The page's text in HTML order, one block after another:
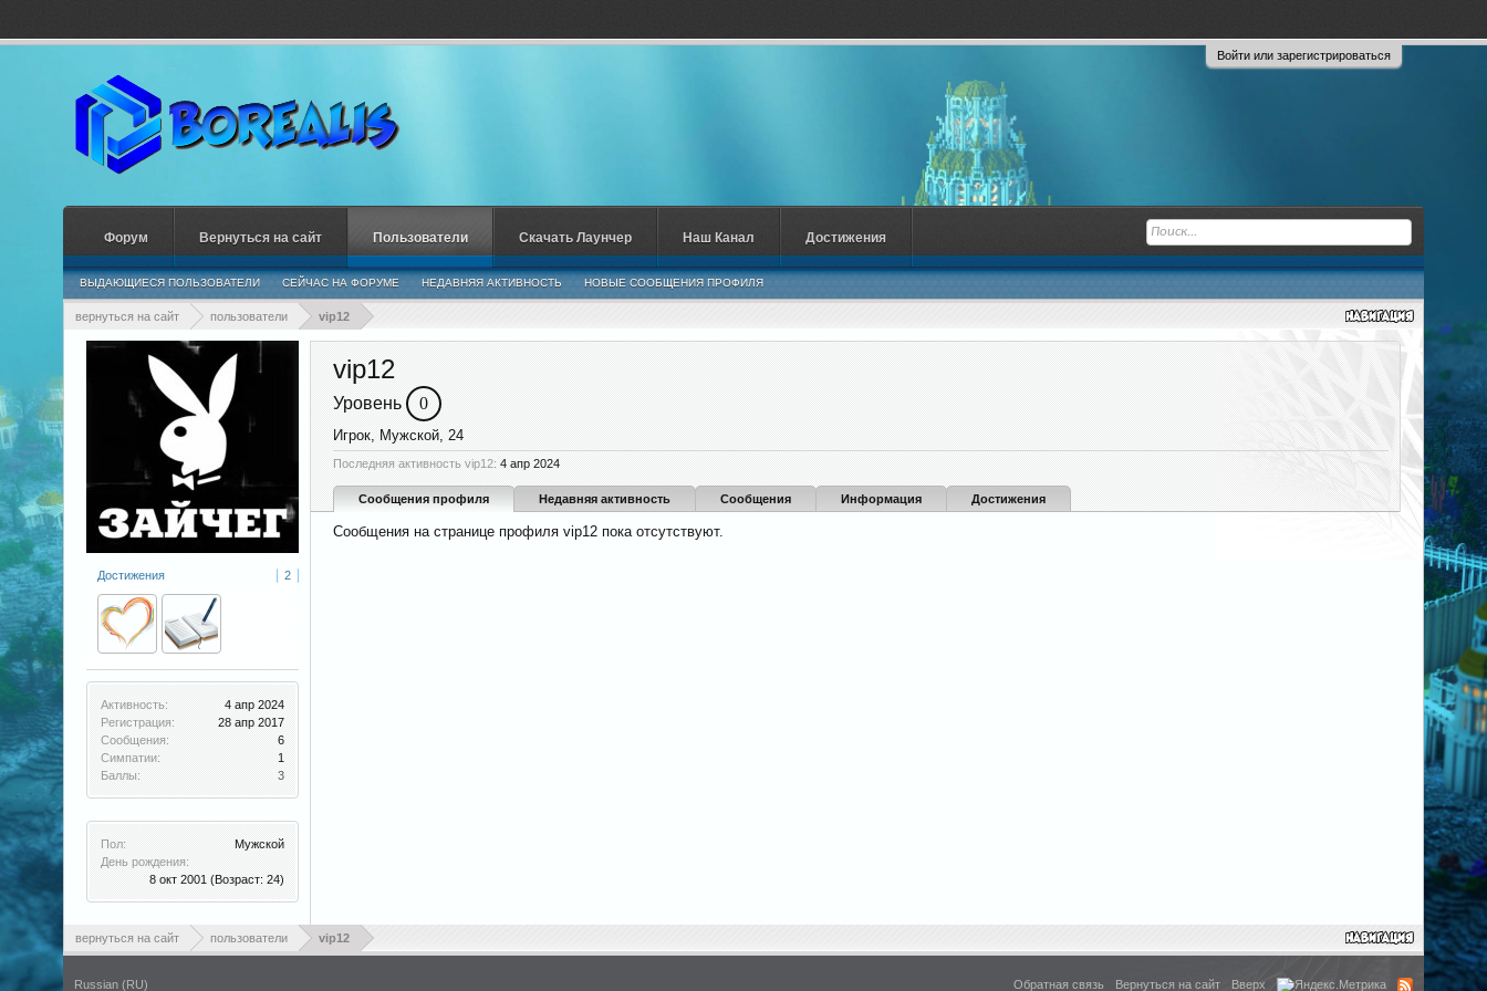
Войти или зарегистрироваться
вернуться на сайт пользователи vip12
Достижения 2
Активность:
4 апр 2024
Регистрация:
28 апр 2017
Сообщения:
6
Симпатии:
1
Баллы:
3
Пол:
Мужской
День рождения:
8 окт 2001 (Возраст: 24)
vip12
Уровень 0
Игрок, Мужской, 24
Последняя активность vip12: 4 апр 2024
Сообщения профиля Недавняя активность Сообщения Информация Достижения
Сообщения на странице профиля vip12 пока отсутствуют.
вернуться на сайт пользователи vip12
Форум Вернуться на сайт Пользователи
ВЫДАЮЩИЕСЯ ПОЛЬЗОВАТЕЛИ СЕЙЧАС НА ФОРУМЕ НЕДАВНЯЯ АКТИВНОСТЬ НОВЫЕ СООБЩЕНИЯ ПРОФИЛЯ
Скачать Лаунчер Наш Канал Достижения
Russian (RU) Обратная связь Вернуться на сайт Вверх